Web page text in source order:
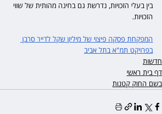
בין בעלי הזכויות, נדרשת גם בחינה מהותית של שווי
הזכויות.
המפקחת פסקה פיצוי של מיליון שקל לדייר סרבן
בפרויקט תמ"א בתל אביב
חדשות
דף בית ראשי
בשם החוק קטנות